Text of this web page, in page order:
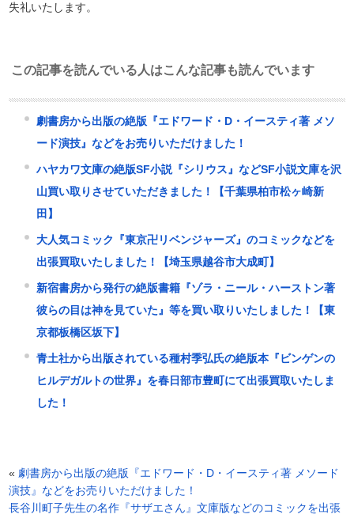
失礼いたします。
この記事を読んでいる人はこんな記事も読んでいます
劇書房から出版の絶版『エドワード・D・イースティ著 メソ
ード演技』などをお売りいただけました！
ハヤカワ文庫の絶版SF小説『シリウス』などSF小説文庫を沢
山買い取りさせていただきました！【千葉県柏市松ヶ崎新
田】
大人気コミック『東京卍リベンジャーズ』のコミックなどを
出張買取いたしました！【埼玉県越谷市大成町】
新宿書房から発行の絶版書籍『ゾラ・ニール・ハーストン著
彼らの目は神を見ていた』等を買い取りいたしました！【東
京都板橋区坂下】
青土社から出版されている種村季弘氏の絶版本『ビンゲンの
ヒルデガルトの世界』を春日部市豊町にて出張買取いたしま
した！
« 劇書房から出版の絶版『エドワード・D・イースティ著 メソード
演技』などをお売りいただけました！
長谷川町子先生の名作『サザエさん』文庫版などのコミックを出張